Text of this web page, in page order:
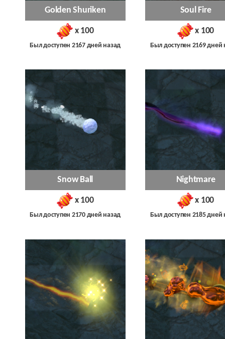
Golden Shuriken
x 100
Был доступен 2167 дней назад
Soul Fire
x 100
Был доступен 2169 дней
Snow Ball
x 100
Был доступен 2170 дней назад
Nightmare
x 100
Был доступен 2185 дней